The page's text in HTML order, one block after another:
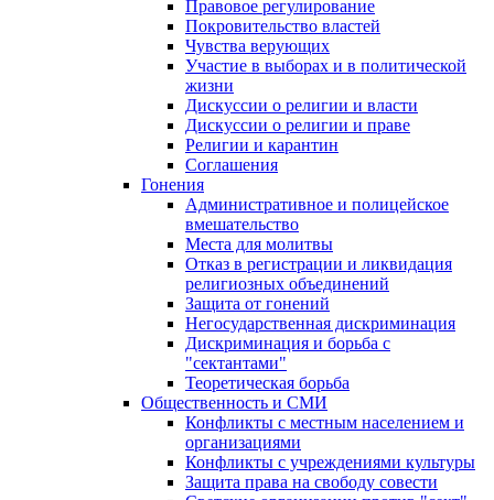
Правовое регулирование
Покровительство властей
Чувства верующих
Участие в выборах и в политической
жизни
Дискуссии о религии и власти
Дискуссии о религии и праве
Религии и карантин
Соглашения
Гонения
Административное и полицейское
вмешательство
Места для молитвы
Отказ в регистрации и ликвидация
религиозных объединений
Защита от гонений
Негосударственная дискриминация
Дискриминация и борьба с
"сектантами"
Теоретическая борьба
Общественность и СМИ
Конфликты с местным населением и
организациями
Конфликты с учреждениями культуры
Защита права на свободу совести